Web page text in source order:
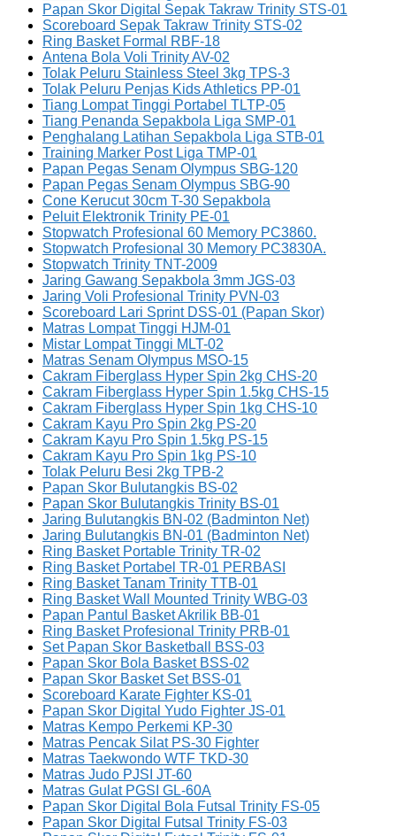
Papan Skor Digital Sepak Takraw Trinity STS-01
Scoreboard Sepak Takraw Trinity STS-02
Ring Basket Formal RBF-18
Antena Bola Voli Trinity AV-02
Tolak Peluru Stainless Steel 3kg TPS-3
Tolak Peluru Penjas Kids Athletics PP-01
Tiang Lompat Tinggi Portabel TLTP-05
Tiang Penanda Sepakbola Liga SMP-01
Penghalang Latihan Sepakbola Liga STB-01
Training Marker Post Liga TMP-01
Papan Pegas Senam Olympus SBG-120
Papan Pegas Senam Olympus SBG-90
Cone Kerucut 30cm T-30 Sepakbola
Peluit Elektronik Trinity PE-01
Stopwatch Profesional 60 Memory PC3860.
Stopwatch Profesional 30 Memory PC3830A.
Stopwatch Trinity TNT-2009
Jaring Gawang Sepakbola 3mm JGS-03
Jaring Voli Profesional Trinity PVN-03
Scoreboard Lari Sprint DSS-01 (Papan Skor)
Matras Lompat Tinggi HJM-01
Mistar Lompat Tinggi MLT-02
Matras Senam Olympus MSO-15
Cakram Fiberglass Hyper Spin 2kg CHS-20
Cakram Fiberglass Hyper Spin 1.5kg CHS-15
Cakram Fiberglass Hyper Spin 1kg CHS-10
Cakram Kayu Pro Spin 2kg PS-20
Cakram Kayu Pro Spin 1.5kg PS-15
Cakram Kayu Pro Spin 1kg PS-10
Tolak Peluru Besi 2kg TPB-2
Papan Skor Bulutangkis BS-02
Papan Skor Bulutangkis Trinity BS-01
Jaring Bulutangkis BN-02 (Badminton Net)
Jaring Bulutangkis BN-01 (Badminton Net)
Ring Basket Portable Trinity TR-02
Ring Basket Portabel TR-01 PERBASI
Ring Basket Tanam Trinity TTB-01
Ring Basket Wall Mounted Trinity WBG-03
Papan Pantul Basket Akrilik BB-01
Ring Basket Profesional Trinity PRB-01
Set Papan Skor Basketball BSS-03
Papan Skor Bola Basket BSS-02
Papan Skor Basket Set BSS-01
Scoreboard Karate Fighter KS-01
Papan Skor Digital Yudo Fighter JS-01
Matras Kempo Perkemi KP-30
Matras Pencak Silat PS-30 Fighter
Matras Taekwondo WTF TKD-30
Matras Judo PJSI JT-60
Matras Gulat PGSI GL-60A
Papan Skor Digital Bola Futsal Trinity FS-05
Papan Skor Digital Futsal Trinity FS-03